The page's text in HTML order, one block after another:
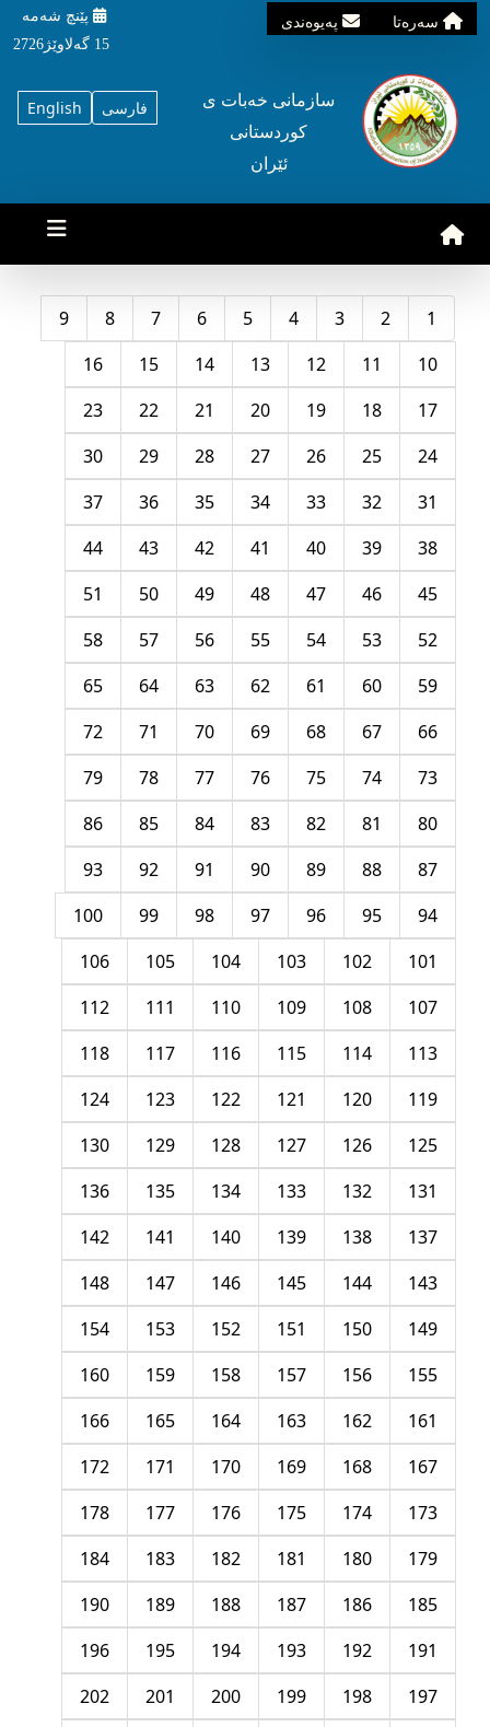
سه‌ره‌تا په‌یوه‌ندی
پێنچ شه‌مه‌
15 گه‌لاوێژ2726
English فارسی
سازمانی خه‌بات ی
کوردستانی
ئێران
1
2
3
4
5
6
7
8
9
10
11
12
13
14
15
16
17
18
19
20
21
22
23
24
25
26
27
28
29
30
31
32
33
34
35
36
37
38
39
40
41
42
43
44
45
46
47
48
49
50
51
52
53
54
55
56
57
58
59
60
61
62
63
64
65
66
67
68
69
70
71
72
73
74
75
76
77
78
79
80
81
82
83
84
85
86
87
88
89
90
91
92
93
94
95
96
97
98
99
100
101
102
103
104
105
106
107
108
109
110
111
112
113
114
115
116
117
118
119
120
121
122
123
124
125
126
127
128
129
130
131
132
133
134
135
136
137
138
139
140
141
142
143
144
145
146
147
148
149
150
151
152
153
154
155
156
157
158
159
160
161
162
163
164
165
166
167
168
169
170
171
172
173
174
175
176
177
178
179
180
181
182
183
184
185
186
187
188
189
190
191
192
193
194
195
196
197
198
199
200
201
202